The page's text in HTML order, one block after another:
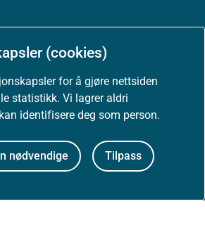
(cookies)
for å gjøre nettsiden
statistikk. Vi lagrer aldri
identifisere deg som person.
nødvendige Tilpass